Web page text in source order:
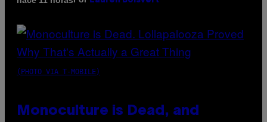
(PHOTO VIA T-MOBILE)
Monoculture is Dead, and